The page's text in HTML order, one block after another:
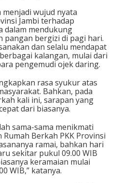
wujud nyata
Jambi terhadap
dalam mendukung
pangan bergizi di pagi hari.
dan selalu mendapat
kalangan, mulai dari
pengemudi ojek daring.
rasa syukur atas
Bahkan, pada
kali ini, sarapan yang
dari biasanya.
sama-sama menikmati
Berkah PKK Provinsi
ramai, bahkan hari
sekitar pukul 09.00 WIB
keramaian mulai
WIB,” katanya.